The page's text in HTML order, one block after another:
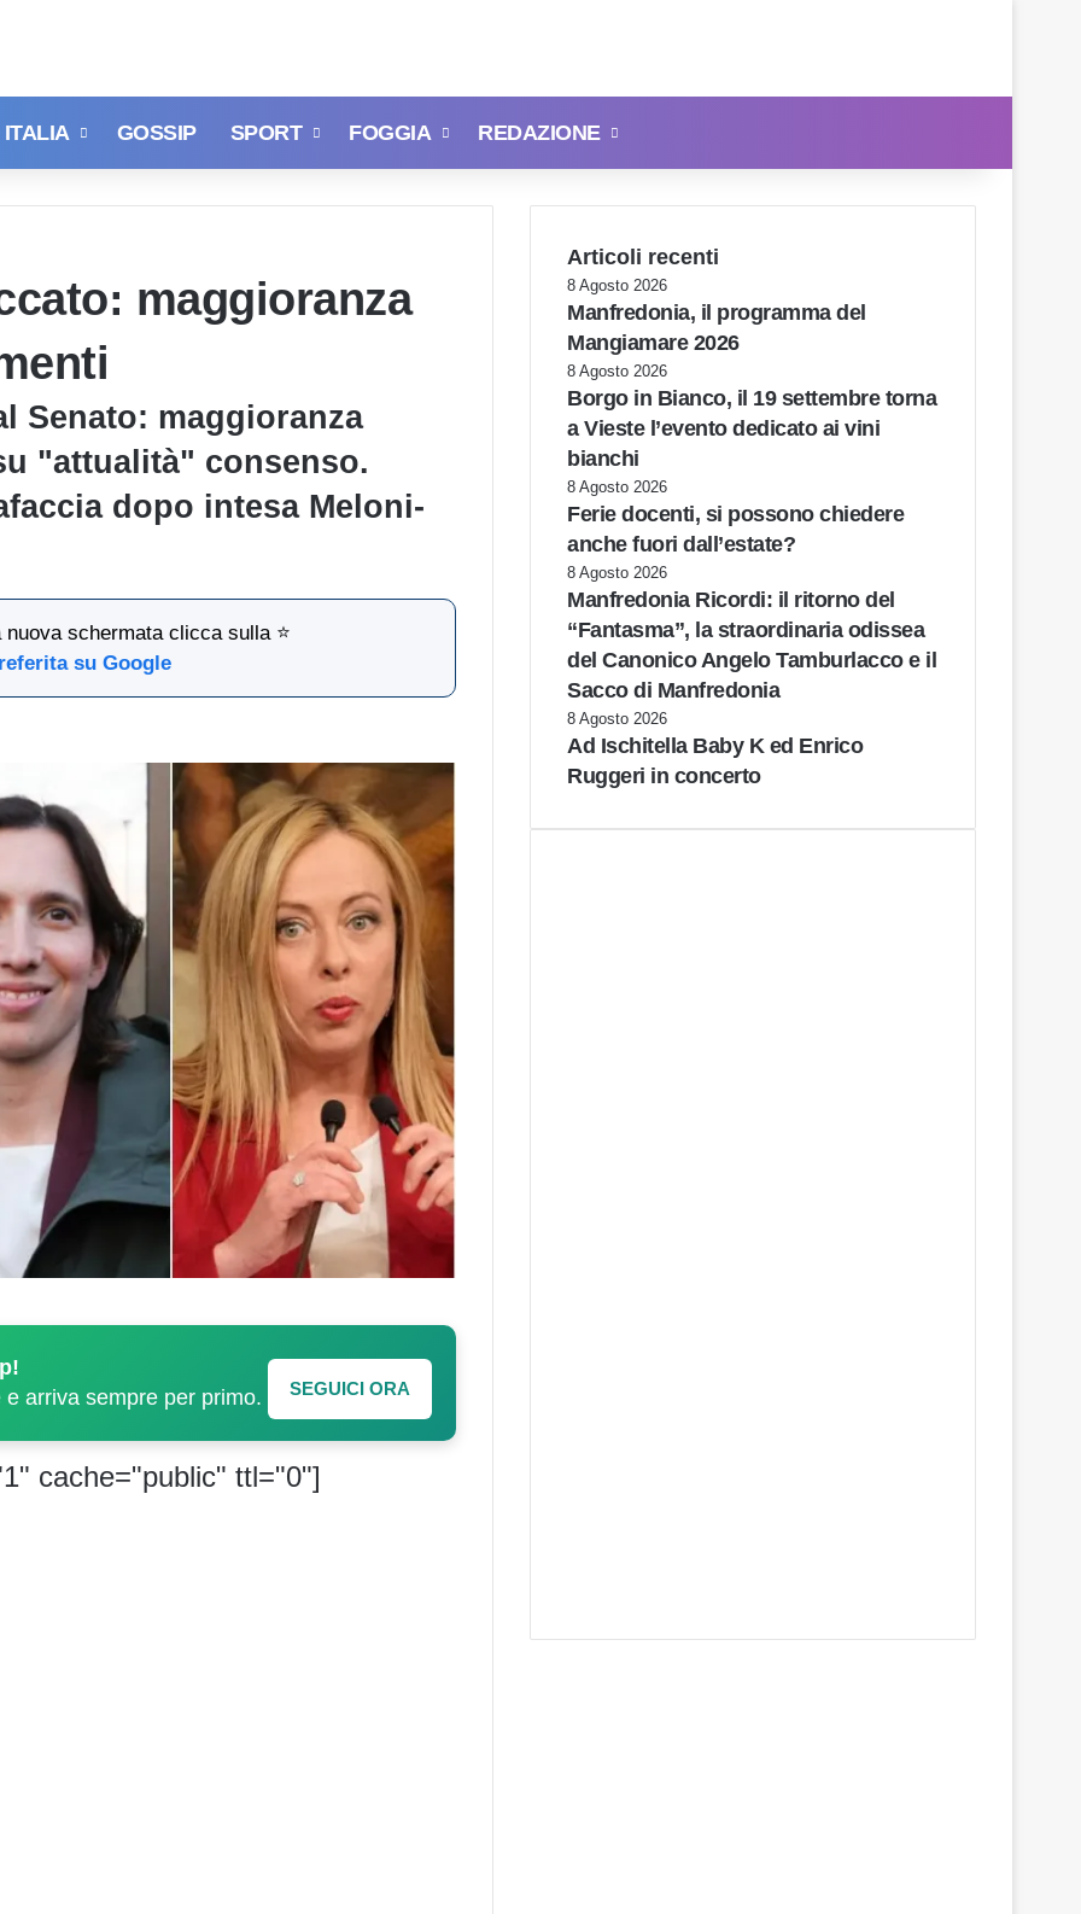
GOSSIP SPORT FOGGIA REDAZIONE
maggioranza
Senato: maggioranza
"attualità" consenso.
dopo intesa Meloni-
nuova schermata clicca sulla ⭐
su Google
arriva sempre per primo.
SEGUICI ORA
cache="public" ttl="0"]
Articoli recenti
8 Agosto 2026
Manfredonia, il programma del
Mangiamare 2026
8 Agosto 2026
Borgo in Bianco, il 19 settembre torna
a Vieste l’evento dedicato ai vini
bianchi
8 Agosto 2026
Ferie docenti, si possono chiedere
anche fuori dall’estate?
8 Agosto 2026
Manfredonia Ricordi: il ritorno del
“Fantasma”, la straordinaria odissea
del Canonico Angelo Tamburlacco e il
Sacco di Manfredonia
8 Agosto 2026
Ad Ischitella Baby K ed Enrico
Ruggeri in concerto